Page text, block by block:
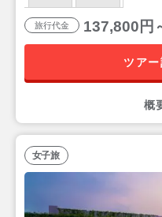
旅行代金 137,800円
ツア
概
女子旅